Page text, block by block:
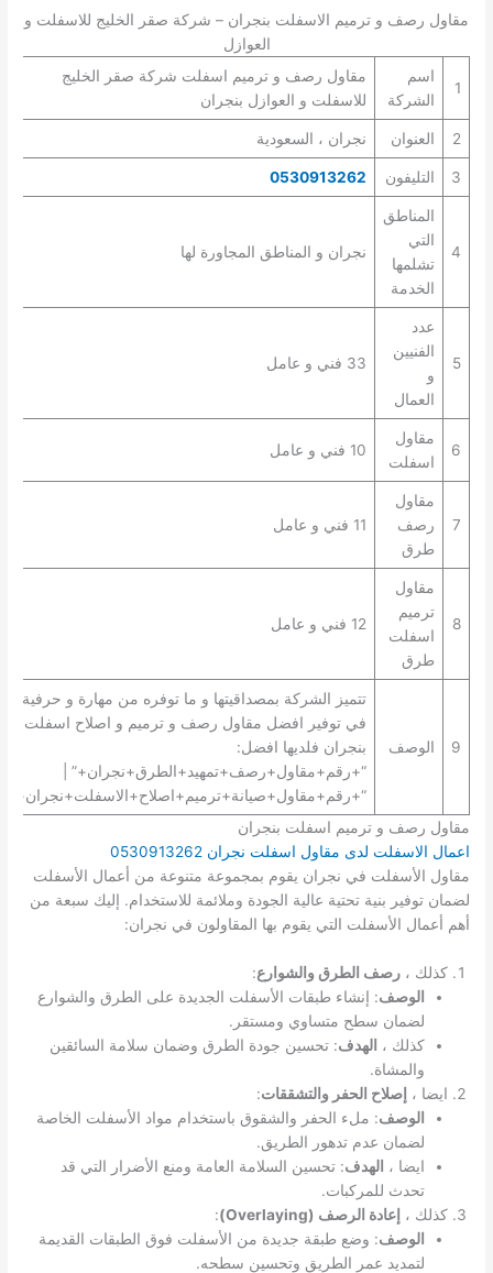
مقاول رصف و ترميم الاسفلت بنجران – شركة صقر الخليج للاسفلت و
العوازل
1
اسم
الشركة
مقاول رصف و ترميم اسفلت شركة صقر الخليج
للاسفلت و العوازل بنجران
2 العنوان نجران ، السعودية
3 التليفون 0530913262
4
المناطق
التي
تشلمها
الخدمة
نجران و المناطق المجاورة لها
5
عدد
الفنيين
و
العمال
33 فني و عامل
6
مقاول
اسفلت
10 فني و عامل
7
مقاول
رصف
طرق
11 فني و عامل
8
مقاول
ترميم
اسفلت
طرق
12 فني و عامل
9 الوصف
تتميز الشركة بمصداقيتها و ما توفره من مهارة و حرفية
في توفير افضل مقاول رصف و ترميم و اصلاح اسفلت
بنجران فلديها افضل:
“+رقم+مقاول+رصف+تمهيد+الطرق+نجران+” |
“+رقم+مقاول+صيانة+ترميم+اصلاح+الاسفلت+نجران+”.
مقاول رصف و ترميم اسفلت بنجران
اعمال الاسفلت لدى مقاول اسفلت نجران 0530913262
مقاول الأسفلت في نجران يقوم بمجموعة متنوعة من أعمال الأسفلت
لضمان توفير بنية تحتية عالية الجودة وملائمة للاستخدام. إليك سبعة من
أهم أعمال الأسفلت التي يقوم بها المقاولون في نجران:
كذلك ،رصف الطرق والشوارع:
الوصف: إنشاء طبقات الأسفلت الجديدة على الطرق والشوارع
لضمان سطح متساوي ومستقر.
كذلك ، الهدف: تحسين جودة الطرق وضمان سلامة السائقين
والمشاة.
ايضا ، إصلاح الحفر والتشققات:
الوصف: ملء الحفر والشقوق باستخدام مواد الأسفلت الخاصة
لضمان عدم تدهور الطريق.
ايضا ، الهدف: تحسين السلامة العامة ومنع الأضرار التي قد
تحدث للمركبات.
كذلك ، إعادة الرصف (Overlaying)
:
الوصف: وضع طبقة جديدة من الأسفلت فوق الطبقات القديمة
لتمديد عمر الطريق وتحسين سطحه.